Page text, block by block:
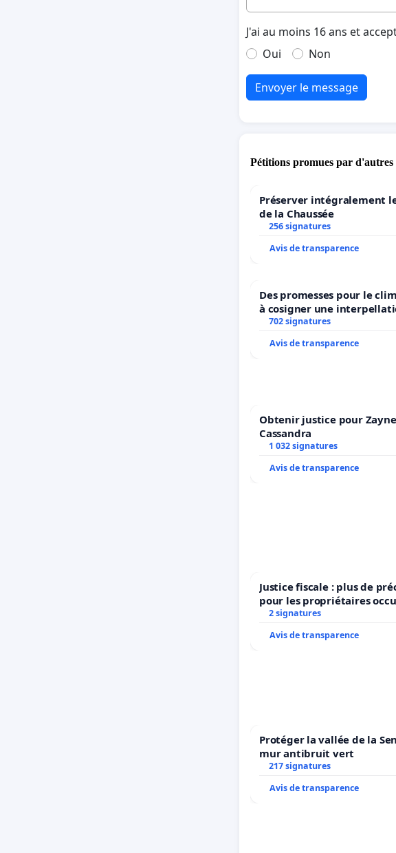
J'ai au moins 16 ans et
Oui
Non
Envoyer le message
Pétitions promues par
Préserver intégralement
de la Chaussée
256 signatures
Avis de transparence
Des promesses pour le
à cosigner une
ministres wallons du
702 signatures
Avis de transparence
Obtenir justice pour
Cassandra
1 032 signatures
Avis de transparence
Justice fiscale : plus de
pour les propriétaires
2 signatures
Avis de transparence
Protéger la vallée de la
mur antibruit vert
217 signatures
Avis de transparence